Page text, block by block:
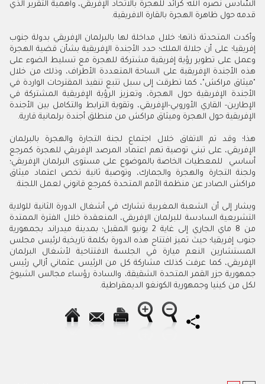
السّادس نصره الله؛ كرائد للهجرة بالاتحاد الإفريقي، وأهمية التقرير الذي
قدمه حول ظاهرة الهجرة بالقارة الافريقية.
وأكدت المتحدثة ذاتها؛ خلال مداخلة لها بالبرلمان الإفريقي بدولة جنوب
إفريقيا؛ على أن جلالة الملك؛ حدد الأجندة الإفريقية بشأن قضية الهجرة
وعمل على تطوير رؤية إفريقية مشتركة للهجرة مع تسليط الضوء على
هذه الأجندة الإفريقية على الساحة المتعددة الأطراف، وذلك من خلال
"ميثاق مراكش"، كما تطرقت إلى سبل تتبع تنفيذ المقترحات الواردة في
الأجندة الإفريقية حول الهجرة، وتعزيز الرؤية الإفريقية المشتركة في
الإطارين- القاري الأوروبي-الإفريقي، وتقوية الترابط والتكامل بين الأجندة
الإفريقية حول الهجرة وميثاق مراكش من منطلق أجندة برلمانية قارية.
هذا؛ وقد تم الاتفاق خلال اجتماع لجنة التجارة والهجرة بالبرلمان
الإفريقي، على تبني توصية تهم اعتماد المرصد الإفريقي للهجرة كمرجع
أساسي للمعطيات الخاصة بالموضوع على مستوى البرلمان الإفريقي؛
ولجنة التجارة والهجرة والجمارك، وتوصية ثانية تخص اعتماد ميثاق
مراكش الصادر عن منظمة الأمم المتحدة كمرجع قانوني لعمل اللجنة.
ويشار إلى أن الشعبة المغربية تشارك في أشغال الدورة الثانية للولاية
التشريعية السادسة للبرلمان الإفريقي، المنعقدة خلال الفترة الممتدة
من 8 ماي الجاري إلى غاية 2 يونيو المقبل؛ بمدينة ميدراند بجمهورية
جنوب إفريقيا؛ حيث تميز افتتاح هذه الدورة بكلمة تاريخية لرئيس مجلس
المستشارين النعم ميارة في الجلسة الافتتاحية لأشغال البرلمان
الإفريقي، كما عرفت كذلك مشاركة كل من الرئيس عثماني أزالي رئيس
جمهورية جزر القمر المتحدة الشقيقة، والسادة رؤساء مجالس الشيوخ
لكل من كينيا وجمهورية الكونغو الديمقراطية.